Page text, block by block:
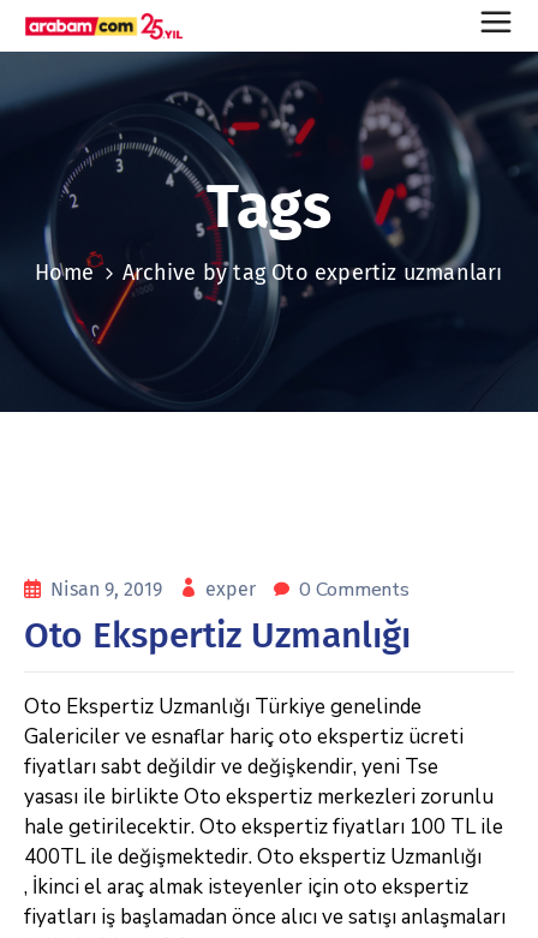
Tags
Home Archive by tag Oto expertiz uzmanları
Nisan 9, 2019 exper 0 Comments
Oto Ekspertiz Uzmanlığı
Oto Ekspertiz Uzmanlığı Türkiye genelinde
Galericiler ve esnaflar hariç oto ekspertiz ücreti
fiyatları sabt değildir ve değişkendir, yeni Tse
yasası ile birlikte Oto ekspertiz merkezleri zorunlu
hale getirilecektir. Oto ekspertiz fiyatları 100 TL ile
400TL ile değişmektedir. Oto ekspertiz Uzmanlığı
, İkinci el araç almak isteyenler için oto ekspertiz
fiyatları iş başlamadan önce alıcı ve satışı anlaşmaları